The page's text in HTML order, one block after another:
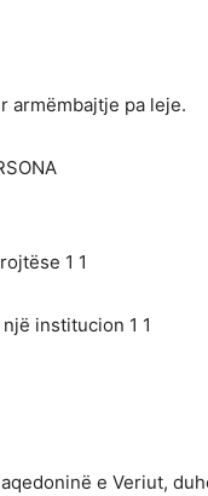
armëmbajtje pa leje.
1 1
institucion 1 1
e Veriut,